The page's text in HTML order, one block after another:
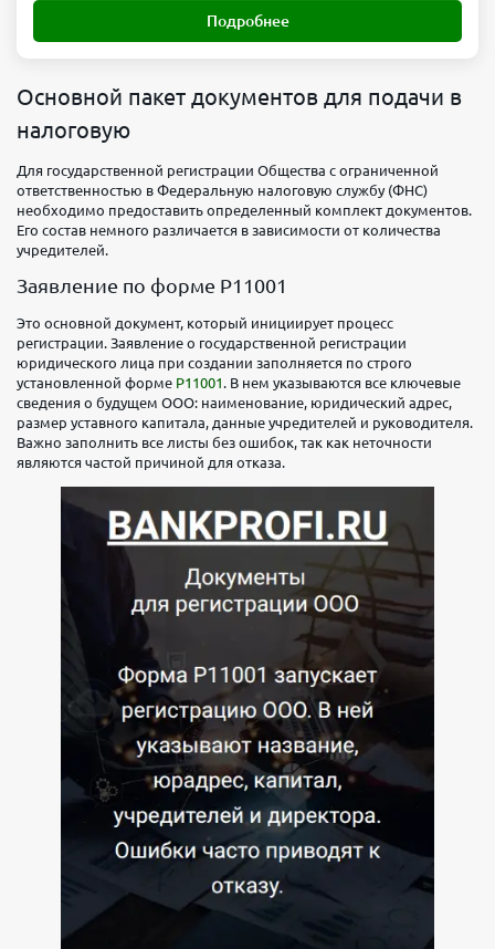
Подробнее
Основной пакет документов для подачи в
налоговую
Для государственной регистрации Общества с ограниченной
ответственностью в Федеральную налоговую службу (ФНС)
необходимо предоставить определенный комплект документов.
Его состав немного различается в зависимости от количества
учредителей.
Заявление по форме Р11001
Это основной документ, который инициирует процесс
регистрации. Заявление о государственной регистрации
юридического лица при создании заполняется по строго
установленной форме Р11001. В нем указываются все ключевые
сведения о будущем ООО: наименование, юридический адрес,
размер уставного капитала, данные учредителей и руководителя.
Важно заполнить все листы без ошибок, так как неточности
являются частой причиной для отказа.